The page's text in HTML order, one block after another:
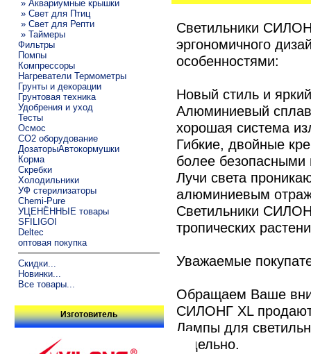
» Аквариумные крышки
» Свет для Птиц
» Свет для Репти
» Таймеры
Фильтры
Помпы
Компрессоры
Нагреватели Термометры
Грунты и декорации
Грунтовая техника
Удобрения и уход
Тесты
Осмос
CO2 оборудование
ДозаторыАвтокормушки
Корма
Скребки
Холодильники
УФ стерилизаторы
Chemi-Pure
УЦЕНЁННЫЕ товары
SFILIGOI
Deltec
оптовая покупка
Скидки...
Новинки...
Все товары...
Изготовитель
Светильники
эргономичного
особенностями:
Новый стиль и
Алюминиевый
хорошая система
Гибкие, двойные
более
Лучи света
алюминиевым
Светильники
тропических
Уважаемые
Обращаем Ваше
СИЛОНГ XL
Лампы для
отдельно.